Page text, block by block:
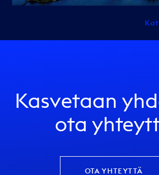
Kasvetaan
ota
OTA YHTEYTTÄ